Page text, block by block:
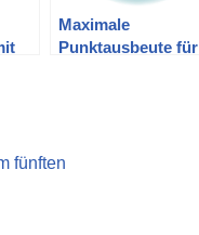
Maximale
Punktausbeute für
fünften